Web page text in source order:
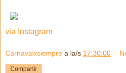
via Instagram
Carnavalxsiempre a la/s 17:30:00
Compartir